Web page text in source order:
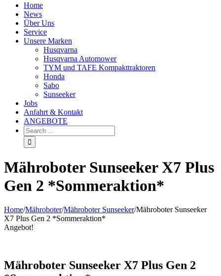
Home
News
Über Uns
Service
Unsere Marken
Husqvarna
Husqvarna Automower
TYM und TAFE Kompakttraktoren
Honda
Sabo
Sunseeker
Jobs
Anfahrt & Kontakt
ANGEBOTE
Mähroboter Sunseeker X7 Plus
Gen 2 *Sommeraktion*
Home/Mähroboter/Mähroboter Sunseeker/Mähroboter Sunseeker
X7 Plus Gen 2 *Sommeraktion*
Angebot!
Mähroboter Sunseeker X7 Plus Gen 2